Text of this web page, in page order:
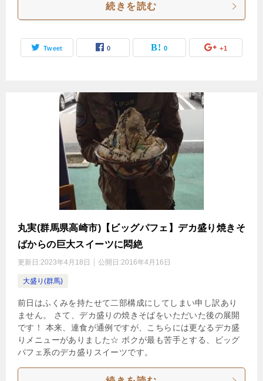
続きを読む
Tweet 0 0 +1
丸実(群馬県高崎市)【ビッグパフェ】デカ盛り焼きそ
ばからの巨大スイーツに悶絶
更新日:2023年4月18日 公開日:2016年4月16日
大盛り(群馬)
前日はふくみを持たせて二部構成にしてしまい申し訳あり
ません。 さて、デカ盛りの焼きそばをいただいた後の展開
です！ 本来、連食が通例ですが、こちらには更なるデカ盛
りメニューがありました☆ ボクが最も苦手とする、ビッグ
パフェ系のデカ盛りスイーツです。